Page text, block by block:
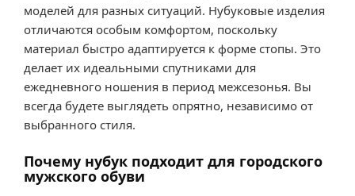
моделей для разных ситуаций. Нубуковые изделия
отличаются особым комфортом, поскольку
материал быстро адаптируется к форме стопы. Это
делает их идеальными спутниками для
ежедневного ношения в период межсезонья. Вы
всегда будете выглядеть опрятно, независимо от
выбранного стиля.
Почему нубук подходит для городского
мужского обуви